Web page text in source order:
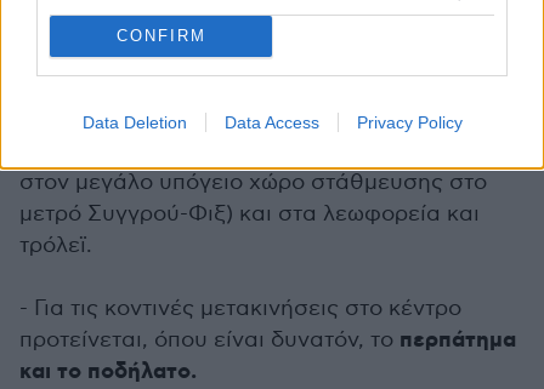
CONFIRM
Data Deletion Data Access Privacy Policy
- Για την είσοδο στο κέντρο από τα προάστια
προτείνεται και η μετεπιβίβαση, τηρώντας
Μέσα Μαζικής Μεταφοράς,
στις παρυφές
στον μεγάλο υπόγειο χώρο στάθμευσης στο
μετρό Συγγρού-Φιξ) και στα λεωφορεία και
τρόλεϊ.
- Για τις κοντινές μετακινήσεις στο κέντρο
προτείνεται, όπου είναι δυνατόν, το περπάτημα
και το ποδήλατο.